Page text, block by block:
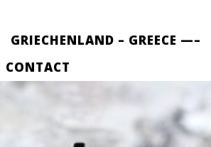
GRIECHENLAND – GREECE —–
CONTACT